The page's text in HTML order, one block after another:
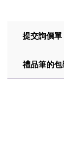
提交詢價單
禮品筆的